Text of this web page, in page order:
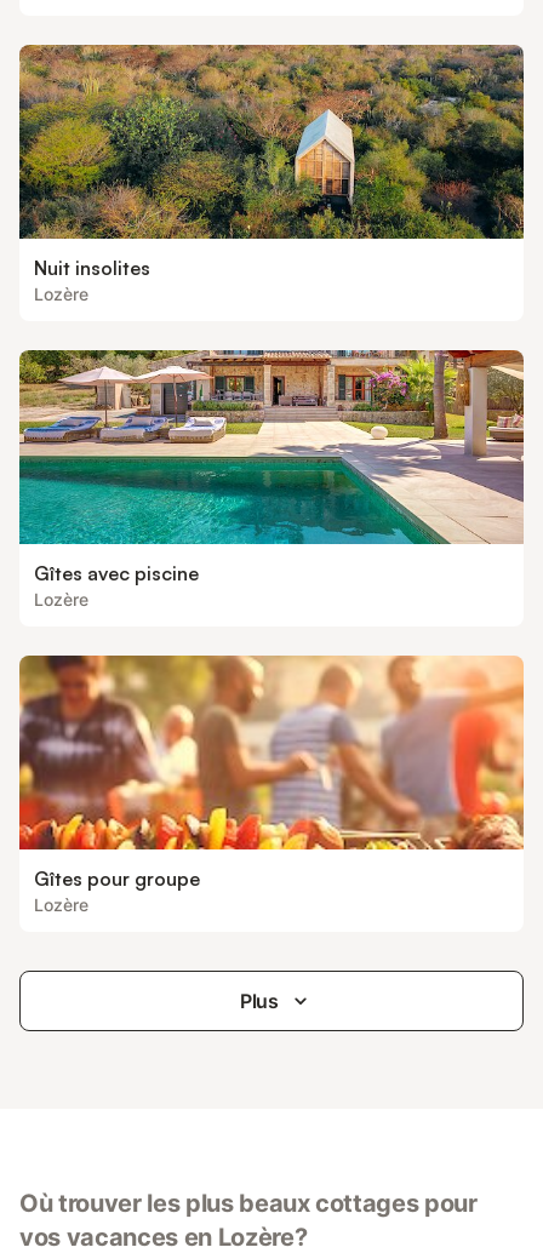
Nuit insolites
Lozère
Gîtes avec piscine
Lozère
Gîtes pour groupe
Lozère
Plus
Où trouver les plus beaux cottages pour
vos vacances en Lozère?